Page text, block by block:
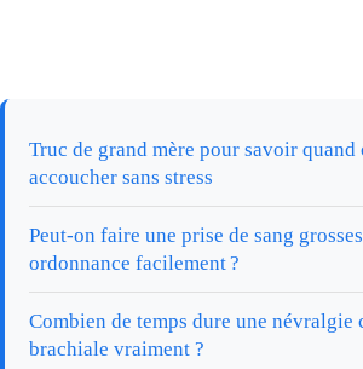
Truc de grand mère pour savoir quand
accoucher sans stress
Peut-on faire une prise de sang
ordonnance facilement ?
Combien de temps dure une névralgie
brachiale vraiment ?